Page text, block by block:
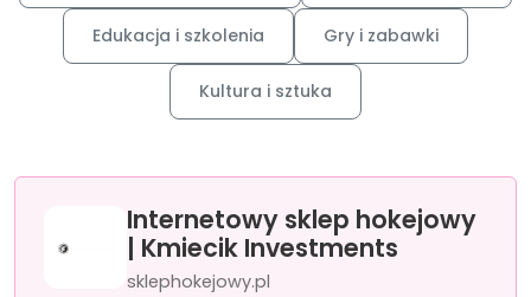
Edukacja i szkolenia Gry i zabawki
Kultura i sztuka
Internetowy sklep hokejowy
| Kmiecik Investments
sklephokejowy.pl